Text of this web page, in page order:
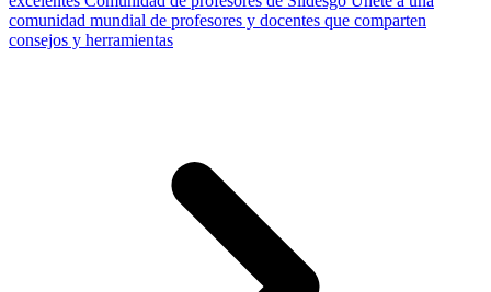
comunidad mundial de profesores y docentes que comparten
consejos y herramientas